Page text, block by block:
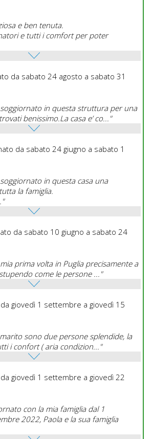
e ben tenuta.
e tutti i comfort per poter
da sabato 24 agosto a sabato 31
in questa struttura per una
benissimo.La casa e’ co..."
da sabato 24 giugno a sabato 1
in questa casa una
la famiglia.
da sabato 10 giugno a sabato 24
prima volta in Puglia precisamente a
come le persone ..."
giovedì 1 settembre a giovedì 15
marito sono due persone splendide, la
i confort ( aria condizion..."
giovedì 1 settembre a giovedì 22
con la mia famiglia dal 1
2022, Paola e la sua famiglia